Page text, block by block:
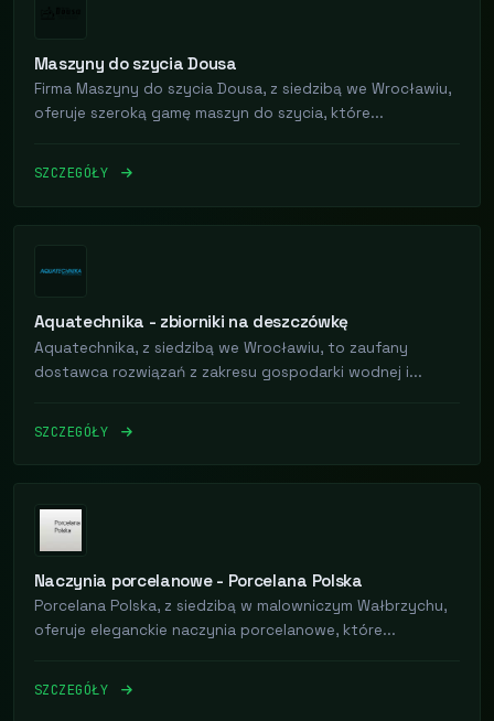
Maszyny do szycia Dousa
Firma Maszyny do szycia Dousa, z siedzibą we Wrocławiu,
oferuje szeroką gamę maszyn do szycia, które...
SZCZEGÓŁY
Aquatechnika - zbiorniki na deszczówkę
Aquatechnika, z siedzibą we Wrocławiu, to zaufany
dostawca rozwiązań z zakresu gospodarki wodnej i...
SZCZEGÓŁY
Naczynia porcelanowe - Porcelana Polska
Porcelana Polska, z siedzibą w malowniczym Wałbrzychu,
oferuje eleganckie naczynia porcelanowe, które...
SZCZEGÓŁY